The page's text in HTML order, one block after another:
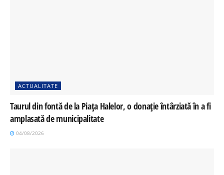
ACTUALITATE
Taurul din fontă de la Piața Halelor, o donație întârziată în a fi
amplasată de municipalitate
04/08/2026